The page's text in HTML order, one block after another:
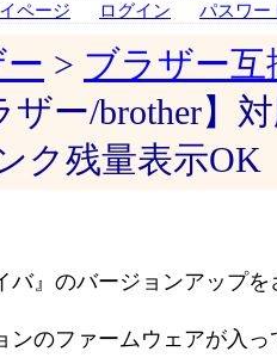
ページ ログイン パスワー
> ブラザー
ザー/brother】
ク残量表示OK
』のバージョンアップ
のファームウェアが入っ